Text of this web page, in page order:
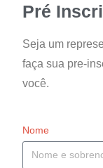
Pré
Seja um
faça sua pre-
você.
Nome